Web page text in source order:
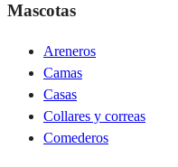
Mascotas
Areneros
Camas
Casas
Collares y correas
Comederos